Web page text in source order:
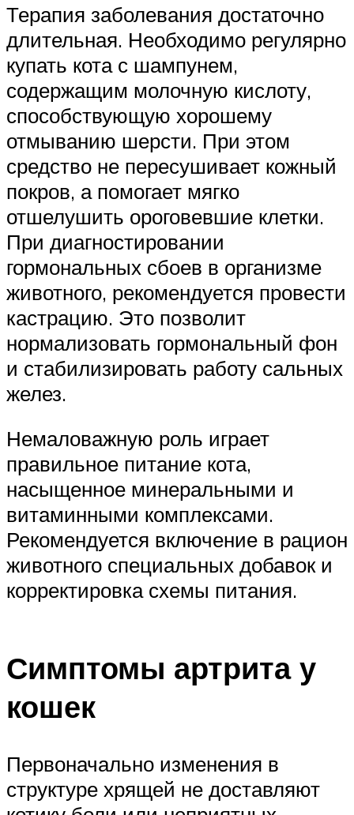
Терапия заболевания достаточно
длительная. Необходимо регулярно
купать кота с шампунем,
содержащим молочную кислоту,
способствующую хорошему
отмыванию шерсти. При этом
средство не пересушивает кожный
покров, а помогает мягко
отшелушить ороговевшие клетки.
При диагностировании
гормональных сбоев в организме
животного, рекомендуется провести
кастрацию. Это позволит
нормализовать гормональный фон
и стабилизировать работу сальных
желез.
Немаловажную роль играет
правильное питание кота,
насыщенное минеральными и
витаминными комплексами.
Рекомендуется включение в рацион
животного специальных добавок и
корректировка схемы питания.
Симптомы артрита у
кошек
Первоначально изменения в
структуре хрящей не доставляют